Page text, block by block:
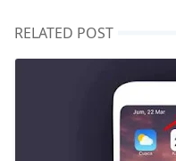
RELATED POST